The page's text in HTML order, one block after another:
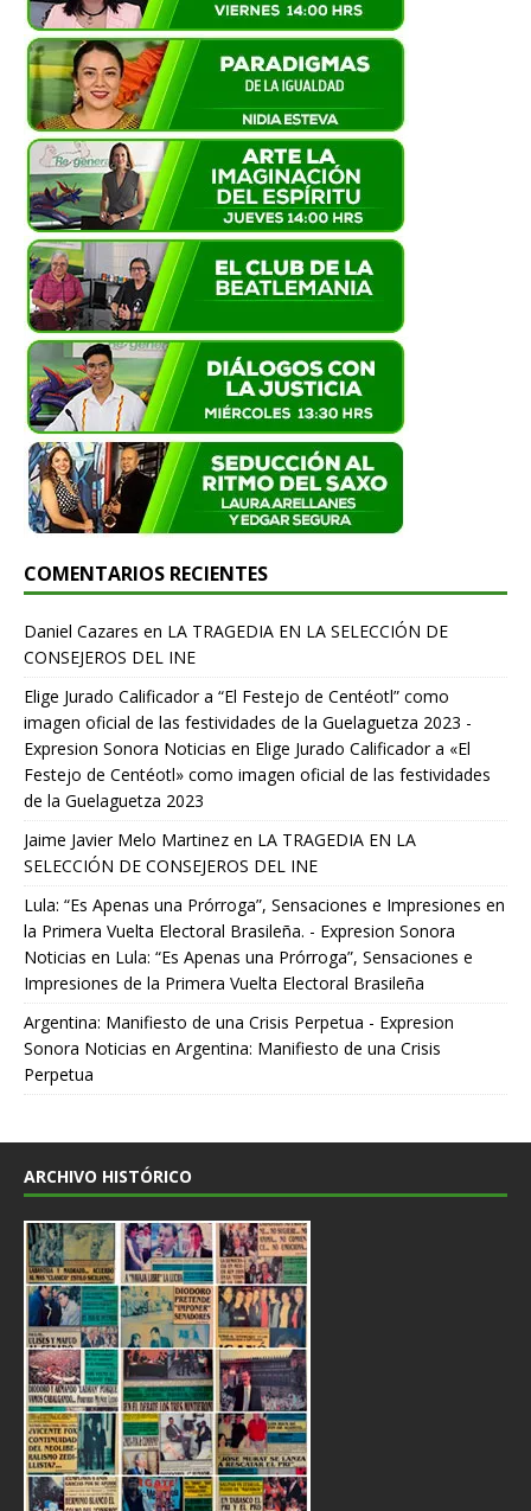
COMENTARIOS RECIENTES
Daniel Cazares en LA TRAGEDIA EN LA SELECCIÓN DE
CONSEJEROS DEL INE
Elige Jurado Calificador a “El Festejo de Centéotl” como
imagen oficial de las festividades de la Guelaguetza 2023 -
Expresion Sonora Noticias en Elige Jurado Calificador a «El
Festejo de Centéotl» como imagen oficial de las festividades
de la Guelaguetza 2023
Jaime Javier Melo Martinez en LA TRAGEDIA EN LA
SELECCIÓN DE CONSEJEROS DEL INE
Lula: “Es Apenas una Prórroga”, Sensaciones e Impresiones en
la Primera Vuelta Electoral Brasileña. - Expresion Sonora
Noticias en Lula: “Es Apenas una Prórroga”, Sensaciones e
Impresiones de la Primera Vuelta Electoral Brasileña
Argentina: Manifiesto de una Crisis Perpetua - Expresion
Sonora Noticias en Argentina: Manifiesto de una Crisis
Perpetua
ARCHIVO HISTÓRICO